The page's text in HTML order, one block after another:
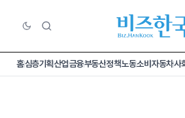
홈심층기획산업금융부동산정책노동소비 자동차사